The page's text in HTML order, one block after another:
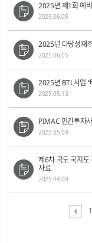
2025년 제1회 예
2025.06.05
2025년 타당성재
2025.06.05
2025년 BTL사업 “
2025.05.13
PIMAC 민간투자
2025.05.09
제6차 국도 국지도
자료
2025.04.09
1